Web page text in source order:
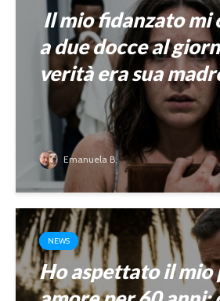
Il mio fidanzato mi
a due docce al
verità era sua
Emanuela B.
NEWS
Ho aspettato il mio